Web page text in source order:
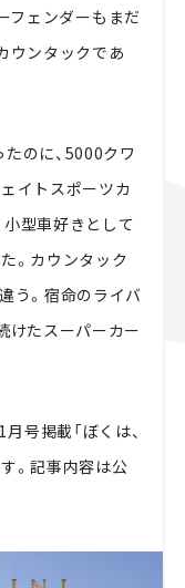
フェンダーもまだ
ウンタックであ
のに、5000クワ
イトスポーツカ
型車好きとして
。カウンタック
う。宿命のライバ
けたスーパーカー
号掲載「ぼくは、
。記事内容は公